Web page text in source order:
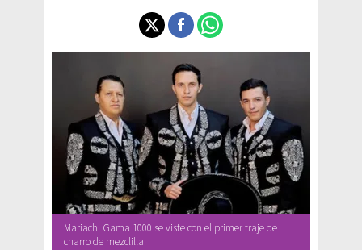
Mariachi Gama 1000 se viste con el primer traje de
charro de mezclilla